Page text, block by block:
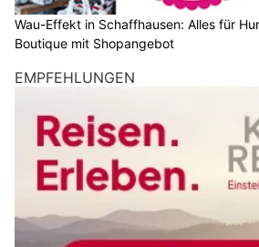
Wau-Effekt in Schaffhausen: Alles für
Boutique mit Shopangebot
EMPFEHLUNGEN